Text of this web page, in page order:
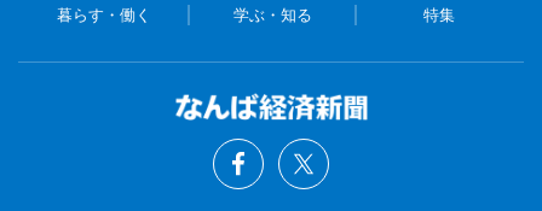
暮らす・働く 学ぶ・知る 特集